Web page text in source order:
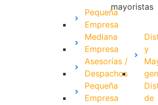
Pequeña
Empresa
Mediana
Empresa
Asesorías /
Despachos
Pequeña
Empresa
mayoristas
y
de